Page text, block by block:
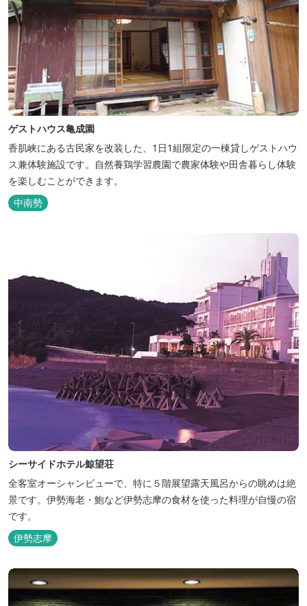
ゲストハウス亀成園
香肌峡にある古民家を改装した、1日1組限定の一棟貸しゲストハウ
ス兼体験施設です。​自然養鶏学習農園で農家体験や田舎暮らし体験
を楽しむことができます。
中南勢
シーサイドホテル鯨望荘
全客室オーシャンビューで、特に５階展望露天風呂からの眺めは絶
景です。伊勢海老・鮑など伊勢志摩の食材を使った料理が自慢の宿
です。
伊勢志摩